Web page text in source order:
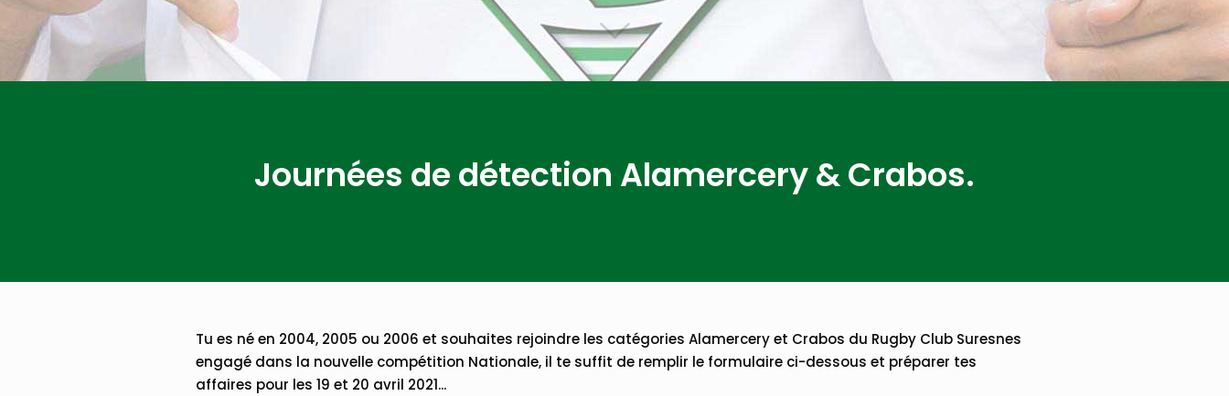
Journées de détection Alamercery & Crabos.
Tu es né en 2004, 2005 ou 2006 et souhaites rejoindre les catégories Alamercery et Crabos du Rugby Club Suresnes
engagé dans la nouvelle compétition Nationale, il te suffit de remplir le formulaire ci-dessous et préparer tes
affaires pour les 19 et 20 avril 2021...